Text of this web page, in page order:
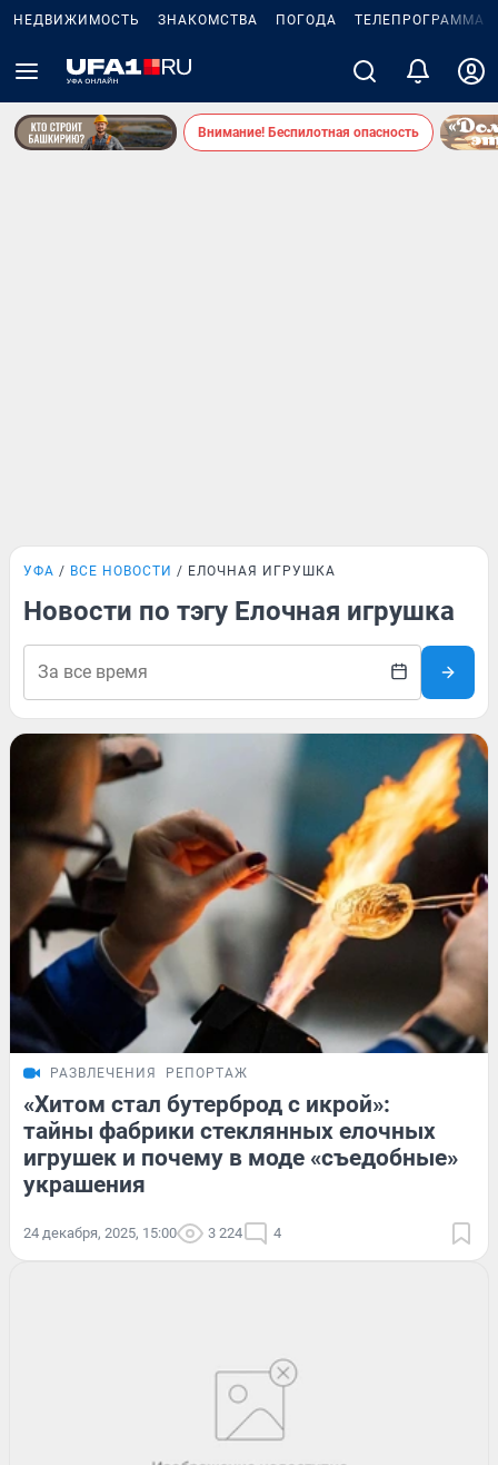
НЕДВИЖИМОСТЬ ЗНАКОМСТВА ПОГОДА ТЕЛЕПРОГРАММА
Внимание! Беспилотная опасность
УФА ВСЕ НОВОСТИ ЕЛОЧНАЯ ИГРУШКА
Новости по тэгу Елочная игрушка
РАЗВЛЕЧЕНИЯ РЕПОРТАЖ
«Хитом стал бутерброд с икрой»:
тайны фабрики стеклянных елочных
игрушек и почему в моде «съедобные»
украшения
24 декабря, 2025, 15:00 3 224 4